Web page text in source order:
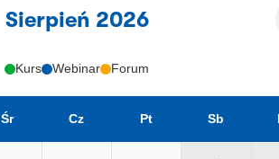
Sierpień 2026
Kurs Webinar Forum
Śr Cz Pt Sb